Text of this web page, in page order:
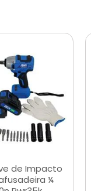
de Impacto
¼